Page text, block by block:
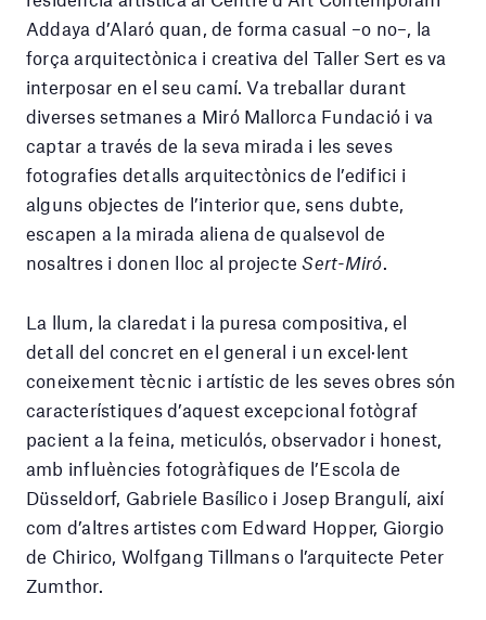
Addaya d’Alaró quan, de forma casual –o no–, la
força arquitectònica i creativa del Taller Sert es va
interposar en el seu camí. Va treballar durant
diverses setmanes a Miró Mallorca Fundació i va
captar a través de la seva mirada i les seves
fotografies detalls arquitectònics de l’edifici i
alguns objectes de l’interior que, sens dubte,
escapen a la mirada aliena de qualsevol de
nosaltres i donen lloc al projecteSert-Miró
La llum, la claredat i la puresa compositiva, el
detall del concret en el general i un excel·lent
coneixement tècnic i artístic de les seves obres són
característiques d’aquest excepcional fotògraf
pacient a la feina, meticulós, observador i honest,
amb influències fotogràfiques de l’Escola de
Düsseldorf, Gabriele Basílico i Josep Brangulí, així
com d’altres artistes com Edward Hopper, Giorgio
de Chirico, Wolfgang Tillmans o l’arquitecte Peter
Zumthor.